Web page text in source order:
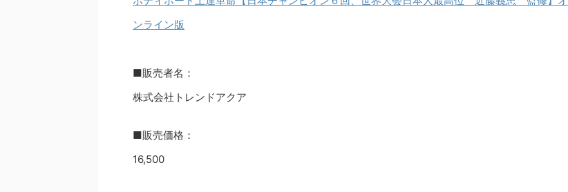
ンライン版
■販売者名：
株式会社トレンドアクア
■販売価格：
16,500